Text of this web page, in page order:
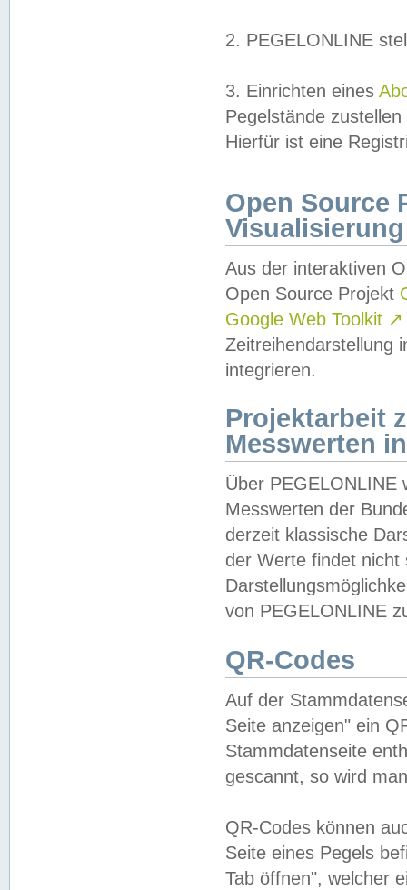
2. PEGELONLINE
3. Einrichten eines
Pegelstände
Hierfür ist eine
Open Source
Visualisierung
Aus der interaktiven
Open Source Projekt
Google Web Toolkit ↗
Zeitreihendarstellung
integrieren.
Projektarbeit
Messwerten
Über PEGELONLINE
Messwerten der
derzeit klassische
der Werte findet
von PEGELONLINE
QR-Codes
Auf der
Seite anzeigen" ein
Stammdatenseite
gescannt, so wird
QR-Codes können
Seite eines Pegels
Tab öffnen", welcher